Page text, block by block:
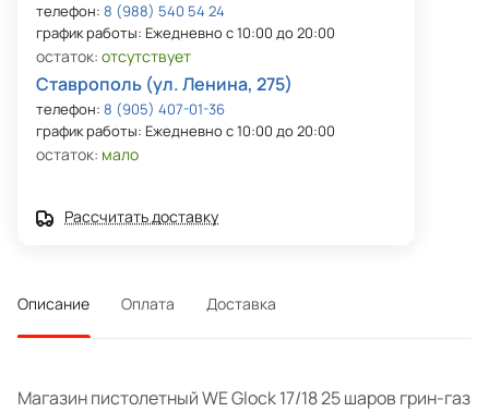
телефон: 8 (988) 540 54 24
график работы: Ежедневно с 10:00 до 20:00
остаток: отсутствует
Ставрополь (ул. Ленина, 275)
телефон: 8 (905) 407-01-36
график работы: Ежедневно с 10:00 до 20:00
остаток: мало
Рассчитать доставку
Описание Оплата Доставка
Магазин пистолетный WE Glock 17/18 25 шаров грин-газ